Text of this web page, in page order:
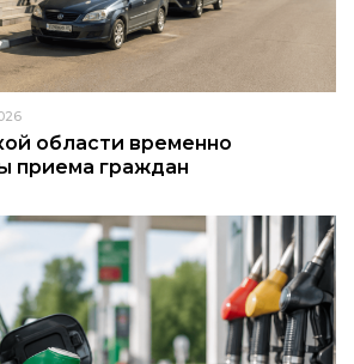
области временно
приема граждан